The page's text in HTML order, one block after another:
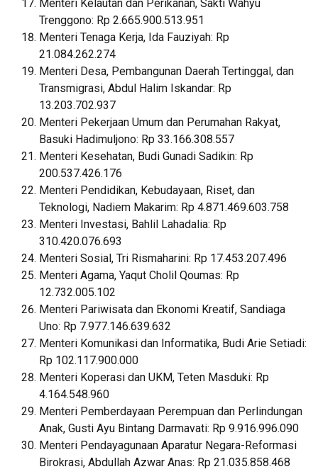
Menteri Kelautan dan Perikanan, Sakti Wahyu
Trenggono: Rp 2.665.900.513.951
Menteri Tenaga Kerja, Ida Fauziyah: Rp
21.084.262.274
Menteri Desa, Pembangunan Daerah Tertinggal, dan
Transmigrasi, Abdul Halim Iskandar: Rp
13.203.702.937
Menteri Pekerjaan Umum dan Perumahan Rakyat,
Basuki Hadimuljono: Rp 33.166.308.557
Menteri Kesehatan, Budi Gunadi Sadikin: Rp
200.537.426.176
Menteri Pendidikan, Kebudayaan, Riset, dan
Teknologi, Nadiem Makarim: Rp 4.871.469.603.758
Menteri Investasi, Bahlil Lahadalia: Rp
310.420.076.693
Menteri Sosial, Tri Rismaharini: Rp 17.453.207.496
Menteri Agama, Yaqut Cholil Qoumas: Rp
12.732.005.102
Menteri Pariwisata dan Ekonomi Kreatif, Sandiaga
Uno: Rp 7.977.146.639.632
Menteri Komunikasi dan Informatika, Budi Arie Setiadi:
Rp 102.117.900.000
Menteri Koperasi dan UKM, Teten Masduki: Rp
4.164.548.960
Menteri Pemberdayaan Perempuan dan Perlindungan
Anak, Gusti Ayu Bintang Darmavati: Rp 9.916.996.090
Menteri Pendayagunaan Aparatur Negara-Reformasi
Birokrasi, Abdullah Azwar Anas: Rp 21.035.858.468